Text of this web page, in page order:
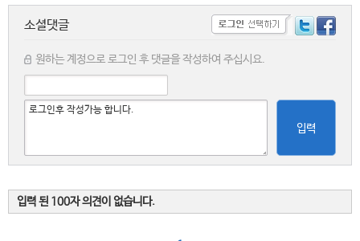
소셜댓글
원하는 계정으로 로그인 후 댓글을 작성하여 주십시요.
입력
입력 된 100자 의견이 없습니다.